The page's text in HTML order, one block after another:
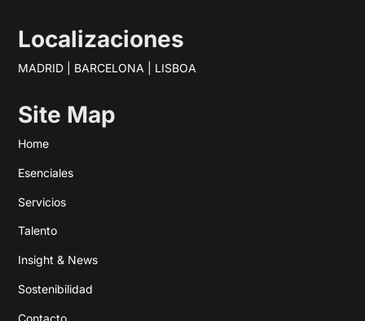
Localizaciones
MADRID | BARCELONA | LISBOA
Site Map
Home
Esenciales
Servicios
Talento
Insight & News
Sostenibilidad
Contacto